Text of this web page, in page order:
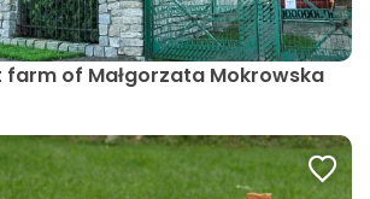
of Małgorzata Mokrowska